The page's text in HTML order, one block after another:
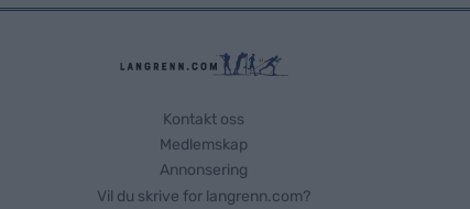
Kontakt oss
Medlemskap
Annonsering
Vil du skrive for langrenn.com?